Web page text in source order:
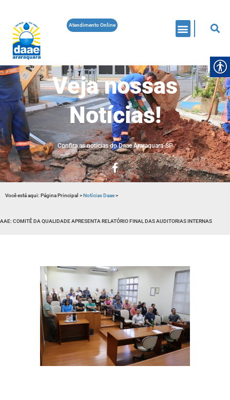
Atendimento Online
Veja nossas
Notícias!
Confira as noticias do Daae Araraquara-SP
Você está aqui: Página Principal >Notícias Daae>
COMITÊ DA QUALIDADE APRESENTA RELATÓRIO FINAL DAS AUDITORIAS INTERNAS